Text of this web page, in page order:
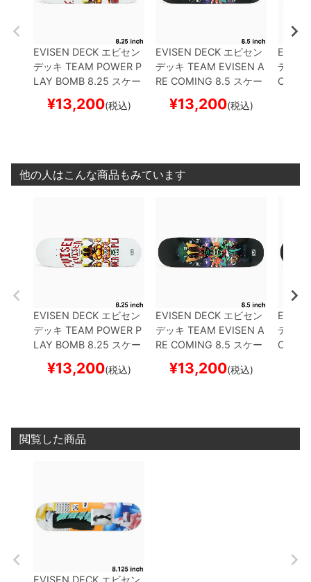
EVISEN DECK エビセン
デッキ TEAM POWER P
LAY BOMB 8.25 スケー
トボード スケボー
¥13,200(税込)
EVISEN DECK エビセン
デッキ TEAM EVISEN A
RE COMING 8.5 スケー
トボード スケボー
¥13,200(税込)
デッキ
O 4
他の人はこんな商品もみています
EVISEN DECK エビセン
デッキ TEAM POWER P
LAY BOMB 8.25 スケー
¥13,200(税込)
EVISEN DECK エビセン
デッキ TEAM EVISEN A
RE COMING 8.5 スケー
¥13,200(税込)
デッキ
O 4
閲覧した商品